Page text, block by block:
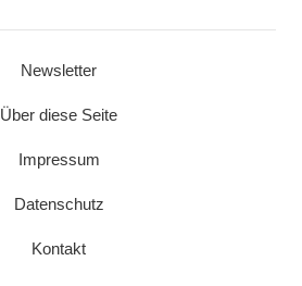
Newsletter
Über diese Seite
Impressum
Datenschutz
Kontakt